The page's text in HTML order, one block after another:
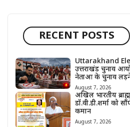
RECENT POSTS
Uttarakhand
उत्तराखंड चुनाव
नेताओं के चुनाव
August 7, 2026
अखिल भारतीय
डॉ.वी.डी.शर्मा को
कमान
August 7, 2026